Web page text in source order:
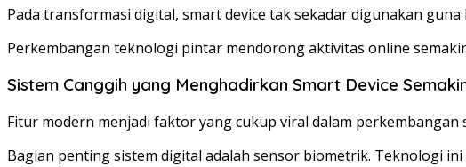
Pada transformasi digital, smart device tak sekadar digunakan
Perkembangan teknologi pintar mendorong aktivitas online
Sistem Canggih yang Menghadirkan Smart Device
Fitur modern menjadi faktor yang cukup viral dalam
Bagian penting sistem digital adalah sensor biometrik. Teknologi